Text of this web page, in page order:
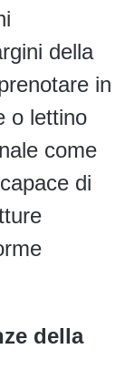
della
in
o lettino
come
di
della